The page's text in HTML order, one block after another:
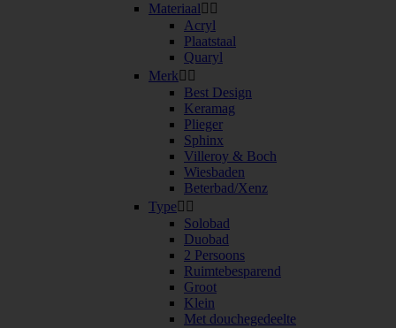
Materiaal 
Acryl
Plaatstaal
Quaryl
Merk 
Best Design
Keramag
Plieger
Sphinx
Villeroy & Boch
Wiesbaden
Beterbad/Xenz
Type 
Solobad
Duobad
2 Persoons
Ruimtebesparend
Groot
Klein
Met douchegedeelte